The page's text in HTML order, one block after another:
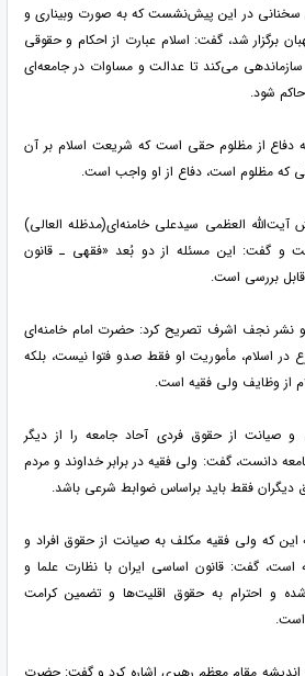
در این پیش‌نشست که به صورت وبیناری و
برگزار شد، گفت: اسلام عبارت از احکام و حقوقی
می‌کند تا عدالت و مساوات در جامعه‌ای
شود.
دفاع از مظلوم حقی است که شریعت اسلام بر آن
که مظلوم است، دفاع از او واجب است.
العظمی سیدعلی خامنه‌ای(مدظله العالی)
و گفت: این مسئله از دو بُعد «فقهی ـ قانون
بررسی است.
و نشر نجف اشرف تصریح کرد: حضرت امام خامنه‌ای
در اسلام، مأموریت او فقط صدو فتوا نیست، بلکه
از وظایف ولی فقیه است.
و صیانت از حقوق فردی آحاد جامعه را از دیگر
دانست، گفت: ولی فقیه در برابر خداوند و مردم
فقط باید براساس ضوابط شرعی باشد.
این که ولی فقیه مکلف به صیانت از حقوق افراد و
گفت: قانون اساسی ایران با نظارت علما و
و احترام به حقوق اقلیت‌ها و تضمین کرامت
است.